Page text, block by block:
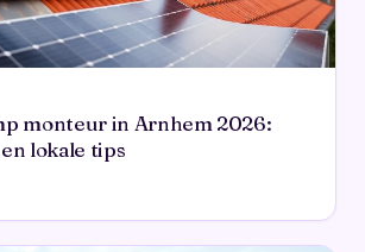
monteur in Arnhem 2026:
lokale tips